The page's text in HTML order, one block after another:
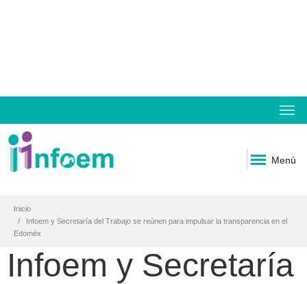
Menú
Inicio
Infoem y Secretaría del Trabajo se reúnen para impulsar la transparencia en el
Edoméx
Infoem y Secretaría